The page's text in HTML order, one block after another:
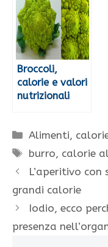
Broccoli,
calorie e valori
nutrizionali
Categorie
Alimenti,
Tag
burro, calorie
L’aperitivo
grandi calorie
Iodio, ecco
presenza